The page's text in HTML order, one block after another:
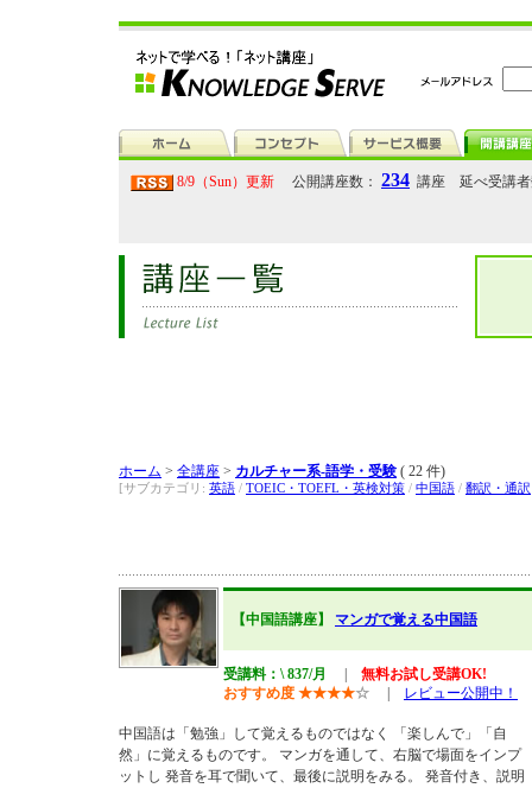
8/9（Sun）更新 公開講座数： 234 講座 延べ受講
ホーム > 全講座 > カルチャー系-語学・受験 ( 22 件)
[サブカテゴリ: 英語 / TOEIC・TOEFL・英検対策 / 中国語 / 翻訳・通訳
【中国語講座】 マンガで覚える中国語
受講料：\ 837/月
無料お試し受講OK!
おすすめ度 ★★★★☆ レビュー公開中！
中国語は「勉強」して覚えるものではなく 「楽しんで」「自
然」に覚えるものです。 マンガを通して、右脳で場面をインプ
ットし 発音を耳で聞いて、最後に説明をみる。 発音付き、説明